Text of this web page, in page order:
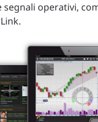
segnali operativi,